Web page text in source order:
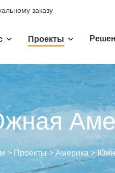
заказу
Проекты
> Проекты > Америка >